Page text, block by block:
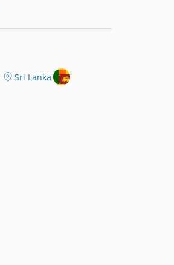
Sri Lanka